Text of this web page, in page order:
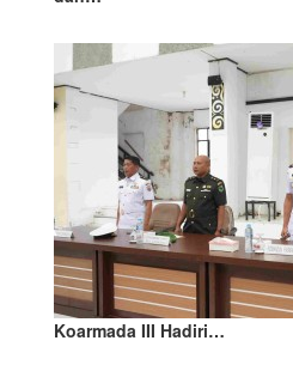
Koarmada III Hadiri…